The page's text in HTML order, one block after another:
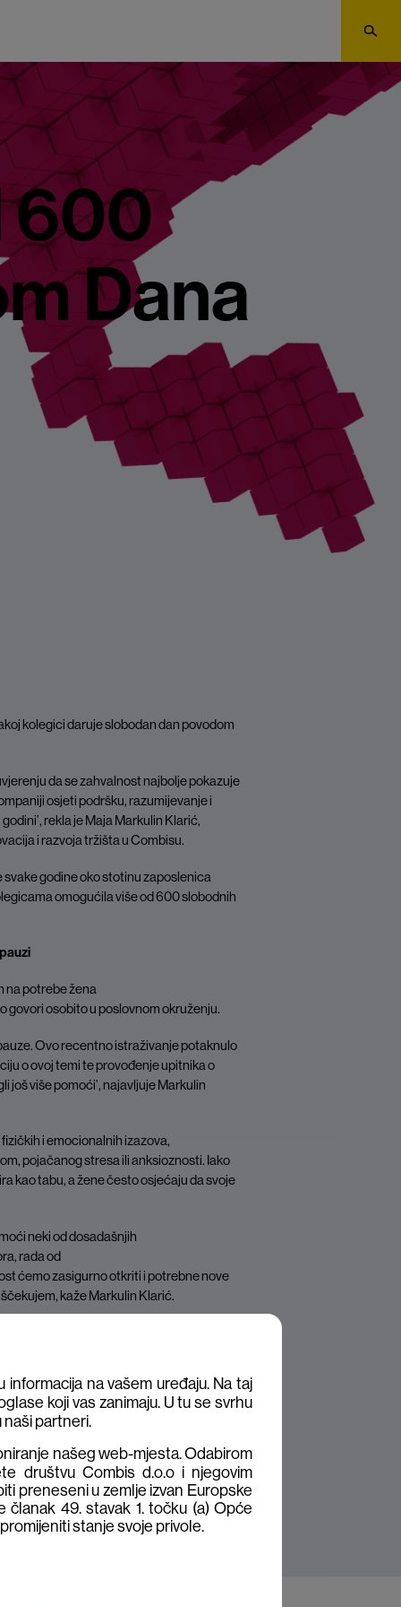
600
Dana
kolegici daruje slobodan dan povodom
da se zahvalnost najbolje pokazuje
osjeti podršku, razumijevanje i
rekla je Maja Markulin Klarić,
i razvoja tržišta u Combisu.
godine oko stotinu zaposlenica
omogućila više od 600 slobodnih
na potrebe žena
govori osobito u poslovnom okruženju.
Ovo recentno istraživanje potaknulo
o ovoj temi te provođenje upitnika o
još više pomoći’, najavljuje Markulin
i emocionalnih izazova,
pojačanog stresa ili anksioznosti. Iako
kao tabu, a žene često osjećaju da svoje
neki od dosadašnjih
rada od
ćemo zasigurno otkriti i potrebne nove
kaže Markulin Klarić.
na vašem uređaju. Na taj
koji vas zanimaju. U tu se svrhu
partneri.
našeg web-mjesta. Odabirom
društvu Combis d.o.o i njegovim
preneseni u zemlje izvan Europske
članak 49. stavak 1. točku (a) Opće
stanje svoje privole.